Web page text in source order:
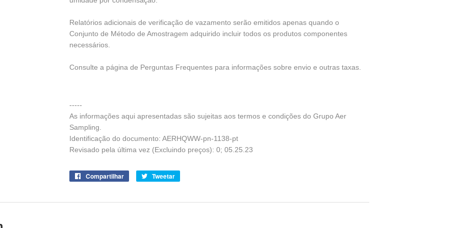
Relatórios adicionais de verificação de vazamento serão emitidos apenas quando o
Conjunto de Método de Amostragem adquirido incluir todos os produtos componentes
necessários.
Consulte a página de Perguntas Frequentes para informações sobre envio e outras taxas.
-----
As informações aqui apresentadas são sujeitas aos termos e condições do Grupo Aer
Sampling.
Identificação do documento: AERHQWW-pn-1138-pt
Revisado pela última vez (Excluindo preços): 0; 05.25.23
Compartilhar
CompartilheTweetar